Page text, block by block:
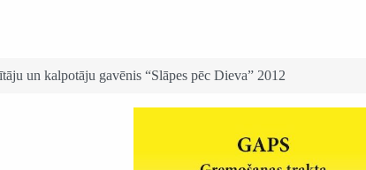
2012.gadā
un kalpotāju gavēnis “Slāpes pēc Dieva” 2012